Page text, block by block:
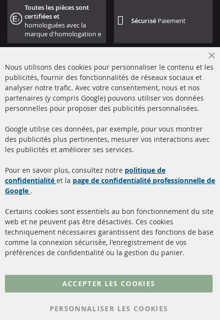
Toutes les pièces sont
certifiées et
homologuées avec la
marque d'homologation e
Sécurisé Paiement
+49 (0) 4533 799000
info@contra-automotive.de
facebook
instagram
Filtres à particules diesel
(FPD)
Catalyseur (CAT)
Capteurs
Matériel de montage
à propos de nous
livraison
Contact
Résilier le contrat
Plus de liens
Conditions générales
Nous utilisons des cookies pour personnaliser le contenu et les
publicités, fournir des fonctionnalités de réseaux sociaux et
analyser notre trafic. Avec votre consentement, nous et nos
partenaires (y compris Google) pouvons utiliser vos données
personnelles pour proposer des publicités personnalisées.
Google utilise ces données, par exemple, pour vous montrer
des publicités plus pertinentes, mesurer vos interactions avec
les publicités et améliorer ses services.
Pour en savoir plus, consultez notre politique de
confidentialité et la page de confidentialité professionnelle de
Google .
Certains cookies sont essentiels au bon fonctionnement du site
web et ne peuvent pas être désactivés. Ces cookies
techniquement nécessaires garantissent des fonctions de base
comme la connexion sécurisée, l'enregistrement de vos
préférences de confidentialité ou la gestion du panier.
ACCEPTER LES COOKIES
PERSONNALISER LES COOKIES